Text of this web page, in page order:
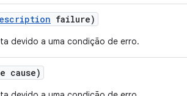
failure)
devido a uma condição de erro.
cause)